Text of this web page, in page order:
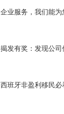
企业服务，我们能为
揭发有奖：发现公
西班牙非盈利移民